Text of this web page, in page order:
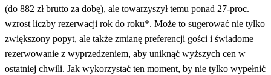
(do 882 zł brutto za dobę), ale towarzyszył temu ponad 27-proc.
wzrost liczby rezerwacji rok do roku*. Może to sugerować nie tylko
zwiększony popyt, ale także zmianę preferencji gości i świadome
rezerwowanie z wyprzedzeniem, aby uniknąć wyższych cen w
ostatniej chwili. Jak wykorzystać ten moment, by nie tylko wypełnić